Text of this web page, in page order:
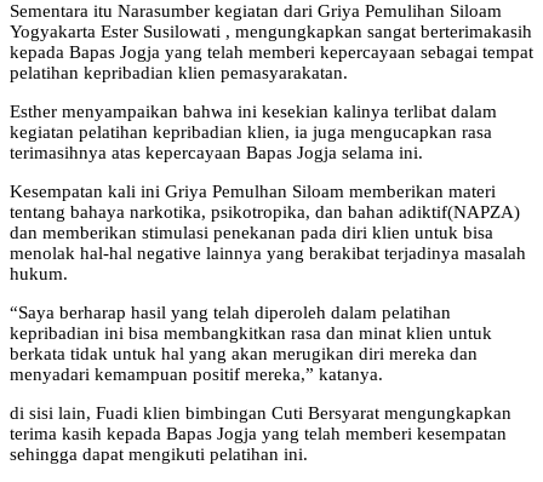
Sementara itu Narasumber kegiatan dari Griya Pemulihan Siloam
Yogyakarta Ester Susilowati , mengungkapkan sangat berterimakasih
kepada Bapas Jogja yang telah memberi kepercayaan sebagai tempat
pelatihan kepribadian klien pemasyarakatan.
Esther menyampaikan bahwa ini kesekian kalinya terlibat dalam
kegiatan pelatihan kepribadian klien, ia juga mengucapkan rasa
terimasihnya atas kepercayaan Bapas Jogja selama ini.
Kesempatan kali ini Griya Pemulhan Siloam memberikan materi
tentang bahaya narkotika, psikotropika, dan bahan adiktif(NAPZA)
dan memberikan stimulasi penekanan pada diri klien untuk bisa
menolak hal-hal negative lainnya yang berakibat terjadinya masalah
hukum.
“Saya berharap hasil yang telah diperoleh dalam pelatihan
kepribadian ini bisa membangkitkan rasa dan minat klien untuk
berkata tidak untuk hal yang akan merugikan diri mereka dan
menyadari kemampuan positif mereka,” katanya.
di sisi lain, Fuadi klien bimbingan Cuti Bersyarat mengungkapkan
terima kasih kepada Bapas Jogja yang telah memberi kesempatan
sehingga dapat mengikuti pelatihan ini.